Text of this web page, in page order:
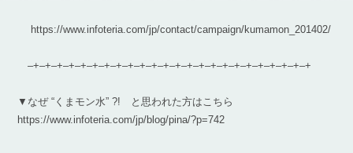
https://www.infoteria.com/jp/contact/campaign/kumamon_201402/
–+–+–+–+–+–+–+–+–+–+–+–+–+–+–+–+–+–+–+–+–+–+–+–+
▼なぜ “くまモン水” ?! と思われた方はこちら
https://www.infoteria.com/jp/blog/pina/?p=742